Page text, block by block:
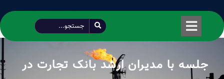
طراحی شده توسط محمود سیفی | 4215 887 0915
جلسه با مدیران ارشد بانک تجارت در